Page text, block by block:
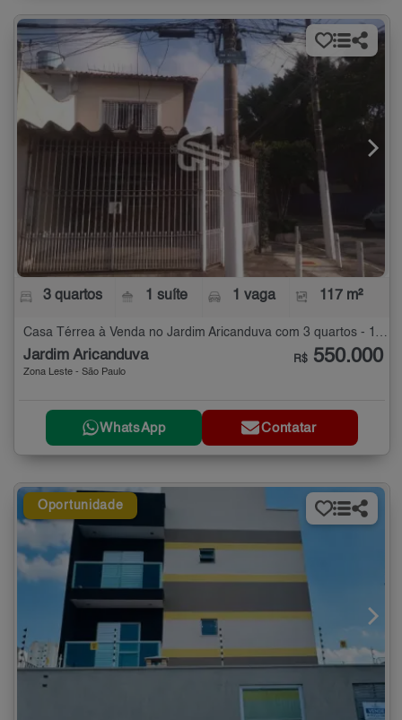
3 quartos 1 suíte 1 vaga 117 m²
Casa Térrea à Venda no Jardim Aricanduva com 3 quartos - 117 m²
Jardim Aricanduva
Zona Leste - São Paulo
R$ 550.000
WhatsApp Contatar
Oportunidade